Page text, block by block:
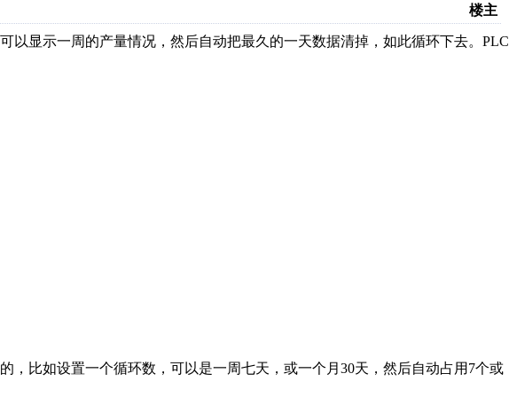
楼主
以显示一周的产量情况，然后自动把最久的一天数据清掉，如此循环下去。PLC
，比如设置一个循环数，可以是一周七天，或一个月30天，然后自动占用7个或